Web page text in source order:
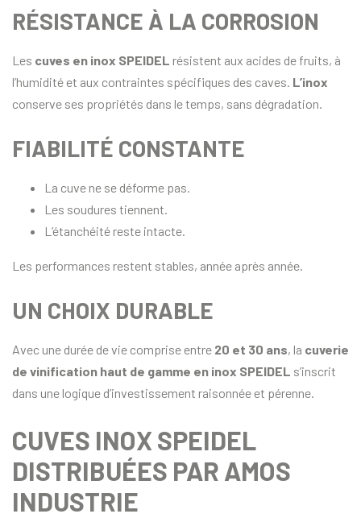
RÉSISTANCE À LA CORROSION
Les cuves en inox SPEIDEL résistent aux acides de fruits, à
l’humidité et aux contraintes spécifiques des caves. L’inox
conserve ses propriétés dans le temps, sans dégradation.
FIABILITÉ CONSTANTE
La cuve ne se déforme pas.
Les soudures tiennent.
L’étanchéité reste intacte.
Les performances restent stables, année après année.
UN CHOIX DURABLE
Avec une durée de vie comprise entre 20 et 30 ans, la cuverie
de vinification haut de gamme en inox SPEIDEL s’inscrit
dans une logique d’investissement raisonnée et pérenne.
CUVES INOX SPEIDEL
DISTRIBUÉES PAR AMOS
INDUSTRIE